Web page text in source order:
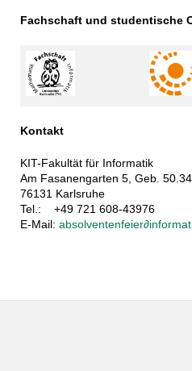
Fachschaft und studentische
Kontakt
KIT-Fakultät für Informatik
Am Fasanengarten 5, Geb. 50.34
76131 Karlsruhe
Tel.: +49 721 608-43976
E-Mail: absolventenfeier∂